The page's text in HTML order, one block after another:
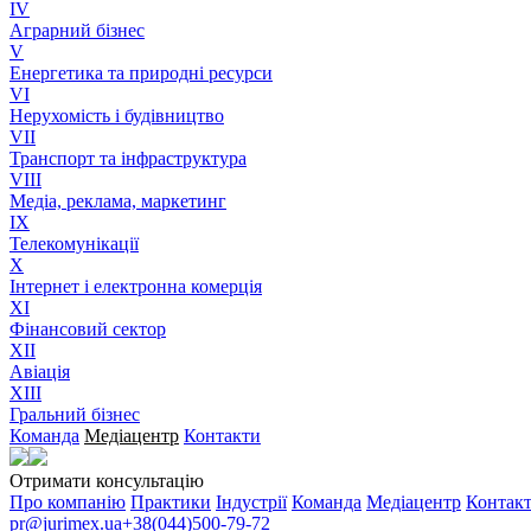
IV
Аграрний бізнес
V
Енергетика та природні ресурси
VI
Нерухомість і будівництво
VII
Транспорт та інфраструктура
VIII
Медіа, реклама, маркетинг
IX
Телекомунікації
X
Інтернет і електронна комерція
XI
Фінансовий сектор
XII
Авіація
XIII
Гральний бізнес
Команда Медіацентр Контакти
Отримати консультацію
Про компанію Практики Індустрії Команда Медіацентр
pr@jurimex.ua+38(044)500-79-72